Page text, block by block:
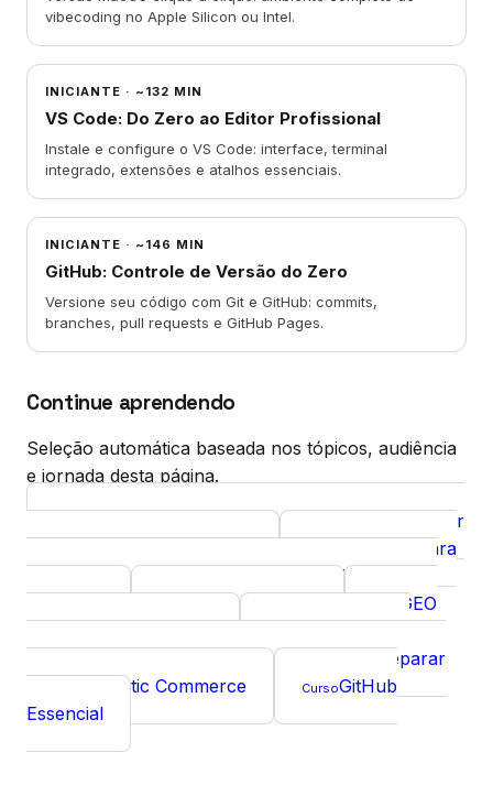
vibecoding no Apple Silicon ou Intel.
INICIANTE · ~132 MIN
VS Code: Do Zero ao Editor Profissional
Instale e configure o VS Code: interface, terminal
integrado, extensões e atalhos essenciais.
INICIANTE · ~146 MIN
GitHub: Controle de Versão do Zero
Versione seu código com Git e GitHub: commits,
branches, pull requests e GitHub Pages.
Continue aprendendo
Seleção automática baseada nos tópicos, audiência
e jornada desta página.
Automação em Python para GEO: monitorar
Guia B2A para
Varejistas Digitais: Como Agentes de IA Escolhem
GEO para SaaS
GEO
commerce: como lojas virtuais devem se preparar
para o Agentic Commerce
CursoGitHub
Essencial